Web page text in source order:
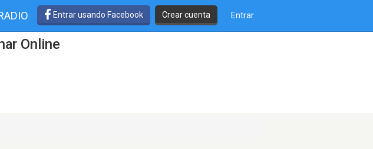
Entrar usando Facebook Crear cuenta Entrar
Online